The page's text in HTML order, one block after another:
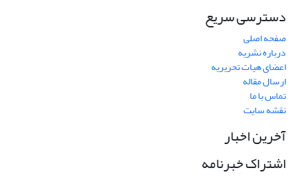
دسترسی سریع
صفحه اصلی
درباره نشریه
اعضای هیات تحریریه
ارسال مقاله
تماس با ما
نقشه سایت
آخرین اخبار
اشتراک خبرنامه